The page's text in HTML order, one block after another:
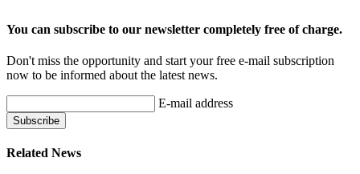
You can subscribe to our newsletter completely free of charge.
Don't miss the opportunity and start your free e-mail subscription
now to be informed about the latest news.
E-mail address
Related News